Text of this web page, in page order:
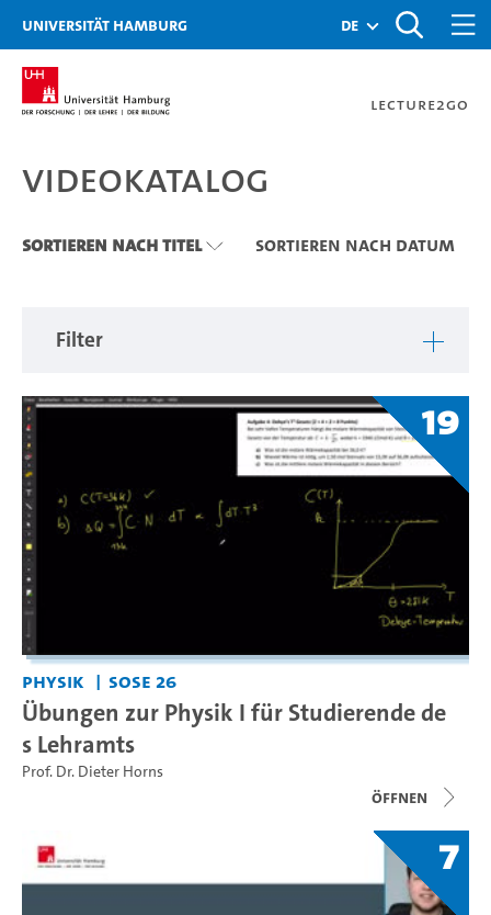
Zu den Filtern
Zur Metanavigation
Zur Hauptnavigation
Zur Suche
Zum Inhalt
Zum Seitenfuss
Universität Hamburg de
Lecture2Go
Videokatalog
Videokatalog
Sortieren nach Titel Sortieren nach Datum
Filter
19
Physik SoSe 26
Übungen zur Physik I für Studierende de
s Lehramts
Prof. Dr. Dieter Horns
Öffnen
7